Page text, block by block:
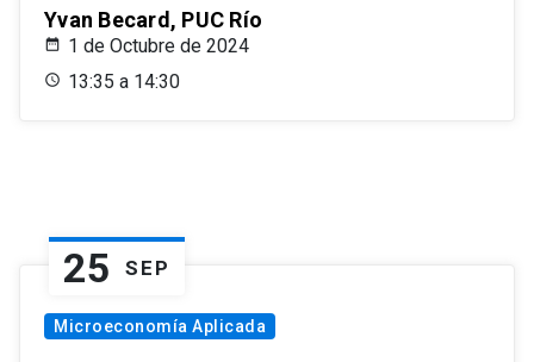
Yvan Becard, PUC Río
1 de Octubre de 2024
13:35 a 14:30
25 SEP
Microeconomía Aplicada